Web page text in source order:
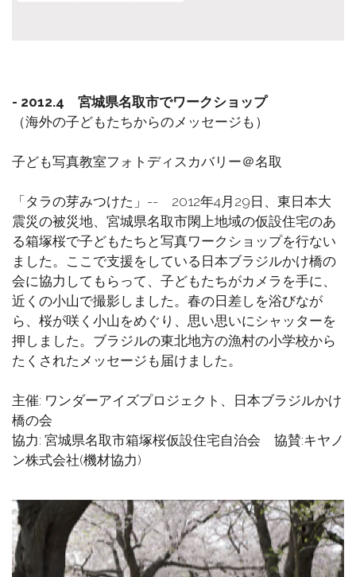
- 2012.4 宮城県名取市でワークショップ
（海外の子どもたちからのメッセージも）
子ども写真教室フォトディスカバリー＠名取
「タラの芽みつけた」-- 2012年4月29日、東日本大
震災の被災地、宮城県名取市閖上地域の仮設住宅のあ
る箱塚桜で子どもたちと写真ワークショップを行ない
ました。ここで支援をしている日本ブラジルかけ橋の
会に協力してもらって、子どもたちがカメラを手に、
近くの小山で撮影しました。春の日差しを浴びなが
ら、桜が咲く小山をめぐり、思い思いにシャッターを
押しました。ブラジルの東北地方の漁村の小学校から
たくされたメッセージも届けました。
主催: ワンダーアイズプロジェクト、日本ブラジルかけ
橋の会
協力: 宮城県名取市箱塚桜仮設住宅自治会 協賛:キヤノ
ン株式会社(機材協力)